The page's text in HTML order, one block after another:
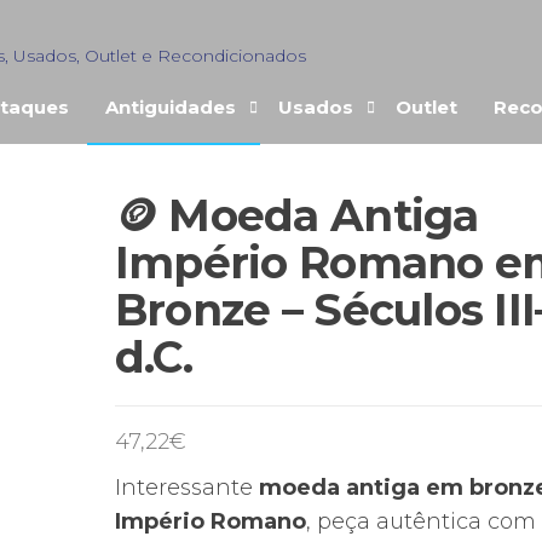
Usados, Outlet e Recondicionados
Antiguidades Usados Outlet
🪙 Moeda Antiga
Império Romano
Bronze – Séculos
d.C.
47,22€
Interessante moeda antiga em
Império Romano, peça autêntica com